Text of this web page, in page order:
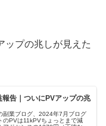
ップの兆しが見えた
告｜ついにPVアップの兆
副業ブログ、2024年7月ブログ
のPVは11kPVちょっとまで減